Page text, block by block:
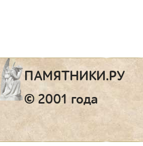
ПАМЯТНИКИ.РУ
© 2001 года